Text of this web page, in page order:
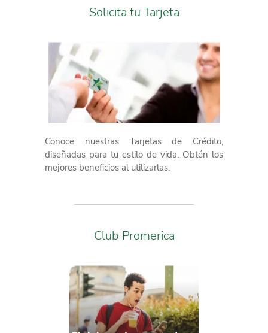
Solicita tu Tarjeta
Conoce nuestras Tarjetas de Crédito,
diseñadas para tu estilo de vida. Obtén los
mejores beneficios al utilizarlas.
Club Promerica